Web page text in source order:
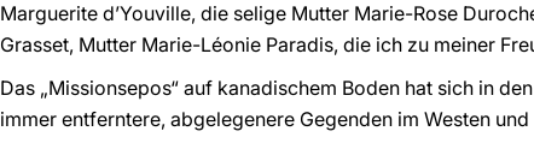
Marguerite d’Youville, die selige Mutter Marie-Rose
Grasset, Mutter Marie-Léonie Paradis, die ich zu meiner
Das „Missionsepos“ auf kanadischem Boden hat sich in
immer entferntere, abgelegenere Gegenden im Westen